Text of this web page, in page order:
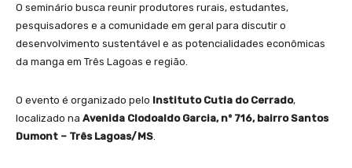
O seminário busca reunir produtores rurais, estudantes,
pesquisadores e a comunidade em geral para discutir o
desenvolvimento sustentável e as potencialidades econômicas
da manga em Três Lagoas e região.
O evento é organizado pelo Instituto Cutia do Cerrado,
localizado na Avenida Clodoaldo Garcia, nº 716, bairro Santos
Dumont – Três Lagoas/MS.